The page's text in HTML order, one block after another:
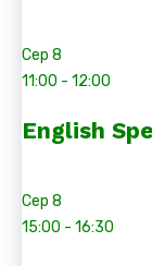
Сер 8
11:00 - 12:00
English
Сер 8
15:00 - 16:30